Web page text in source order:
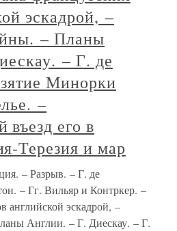
эскадрой, –
– Планы
– Г. де
Минорки
–
его в
Терезия и мар
– Разрыв. – Г. де
– Гг. Вильяр и Контркер. –
английской эскадрой, –
Англии. – Г. Диескау. – Г.